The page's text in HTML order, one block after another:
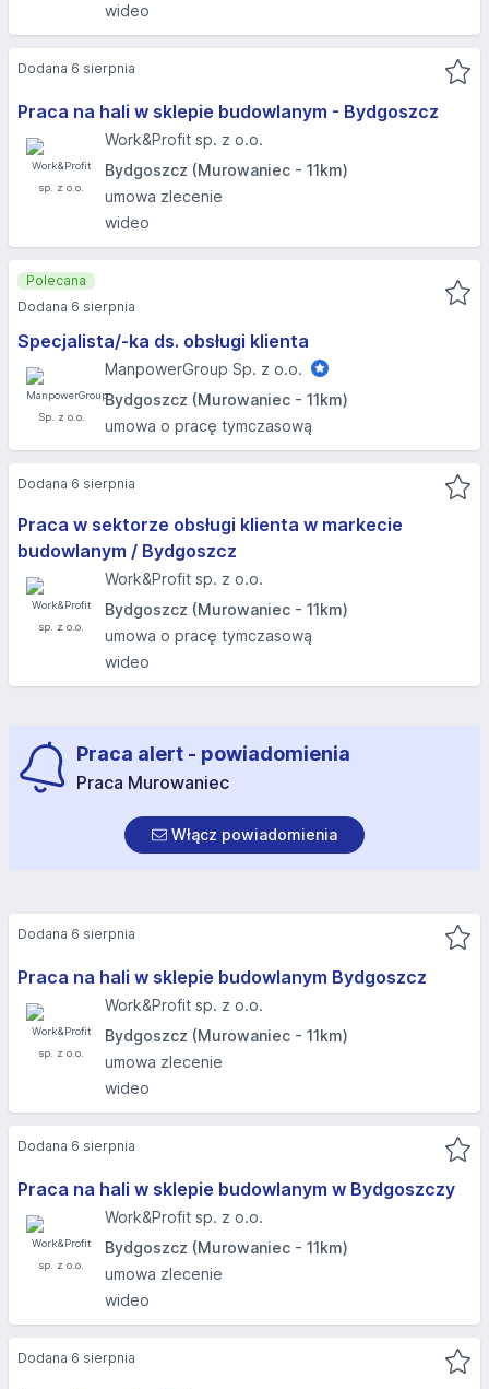
wideo
Praca na hali w sklepie budowlanym - Bydgoszcz
Work&Profit sp. z o.o.
Bydgoszcz (Murowaniec - 11km)
umowa zlecenie
wideo
Dodana 6 sierpnia
Specjalista/-ka ds. obsługi klienta
ManpowerGroup Sp. z o.o.
Bydgoszcz (Murowaniec - 11km)
umowa o pracę tymczasową
Polecana
Dodana 6 sierpnia
Praca w sektorze obsługi klienta w markecie
budowlanym / Bydgoszcz
Work&Profit sp. z o.o.
Bydgoszcz (Murowaniec - 11km)
umowa o pracę tymczasową
wideo
Dodana 6 sierpnia
Praca alert - powiadomienia
Praca Murowaniec
Włącz powiadomienia
Praca na hali w sklepie budowlanym Bydgoszcz
Work&Profit sp. z o.o.
Bydgoszcz (Murowaniec - 11km)
umowa zlecenie
wideo
Dodana 6 sierpnia
Praca na hali w sklepie budowlanym w Bydgoszczy
Work&Profit sp. z o.o.
Bydgoszcz (Murowaniec - 11km)
umowa zlecenie
wideo
Dodana 6 sierpnia
Dodana 6 sierpnia